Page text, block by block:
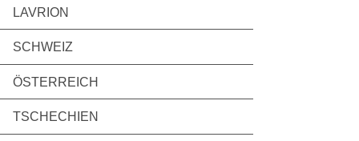
LAVRION
SCHWEIZ
ÖSTERREICH
TSCHECHIEN